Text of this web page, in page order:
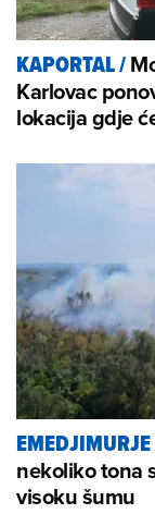
KAPORTAL/
Karlovac
lokacija gdje
EMEDJIMURJE
nekoliko tona
visoku šumu